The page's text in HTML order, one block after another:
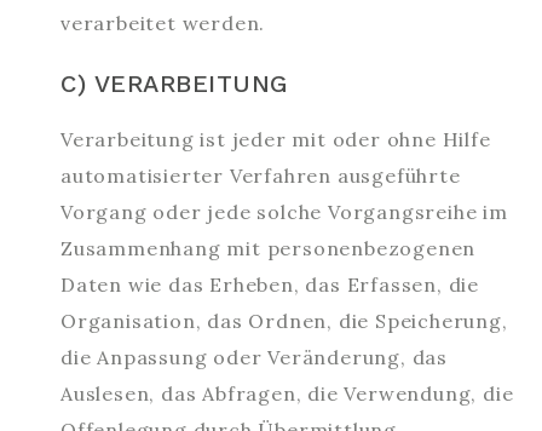
verarbeitet werden.
C) VERARBEITUNG
Verarbeitung ist jeder mit oder ohne Hilfe
automatisierter Verfahren ausgeführte
Vorgang oder jede solche Vorgangsreihe im
Zusammenhang mit personenbezogenen
Daten wie das Erheben, das Erfassen, die
Organisation, das Ordnen, die Speicherung,
die Anpassung oder Veränderung, das
Auslesen, das Abfragen, die Verwendung, die